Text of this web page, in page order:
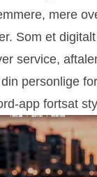
mere
Som et
service,
personlige
app fortsat